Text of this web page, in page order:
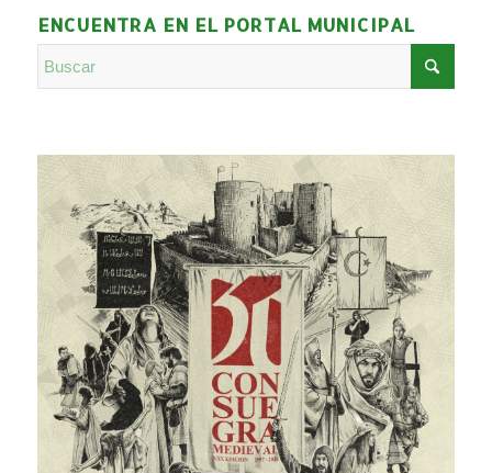
ENCUENTRA EN EL PORTAL MUNICIPAL